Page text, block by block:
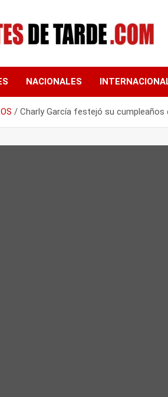
DE
NACIONALES
Charly García festejó su